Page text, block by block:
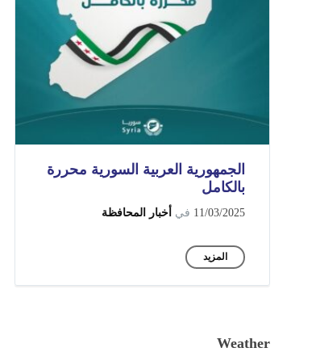
الجمهورية العربية السورية محررة
بالكامل
11/03/2025 في أخبار المحافظة
المزيد
Weather